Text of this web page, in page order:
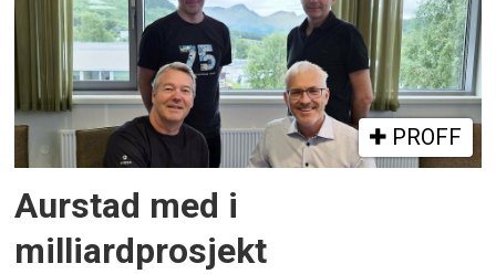
PROFF
Aurstad med i
milliardprosjekt